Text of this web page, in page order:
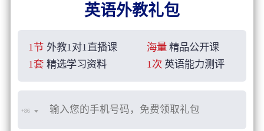
英语外教礼包
1节 外教1对1直播课 海量 精品公开课
1套 精选学习资料 1次 英语能力测评
+86